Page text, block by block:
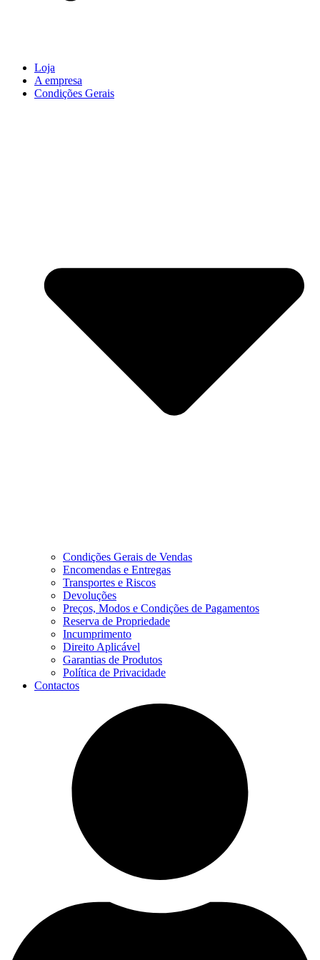
Loja
A empresa
Condições Gerais
Condições Gerais de Vendas
Encomendas e Entregas
Transportes e Riscos
Devoluções
Preços, Modos e Condições de Pagamentos
Reserva de Propriedade
Incumprimento
Direito Aplicável
Garantias de Produtos
Política de Privacidade
Contactos